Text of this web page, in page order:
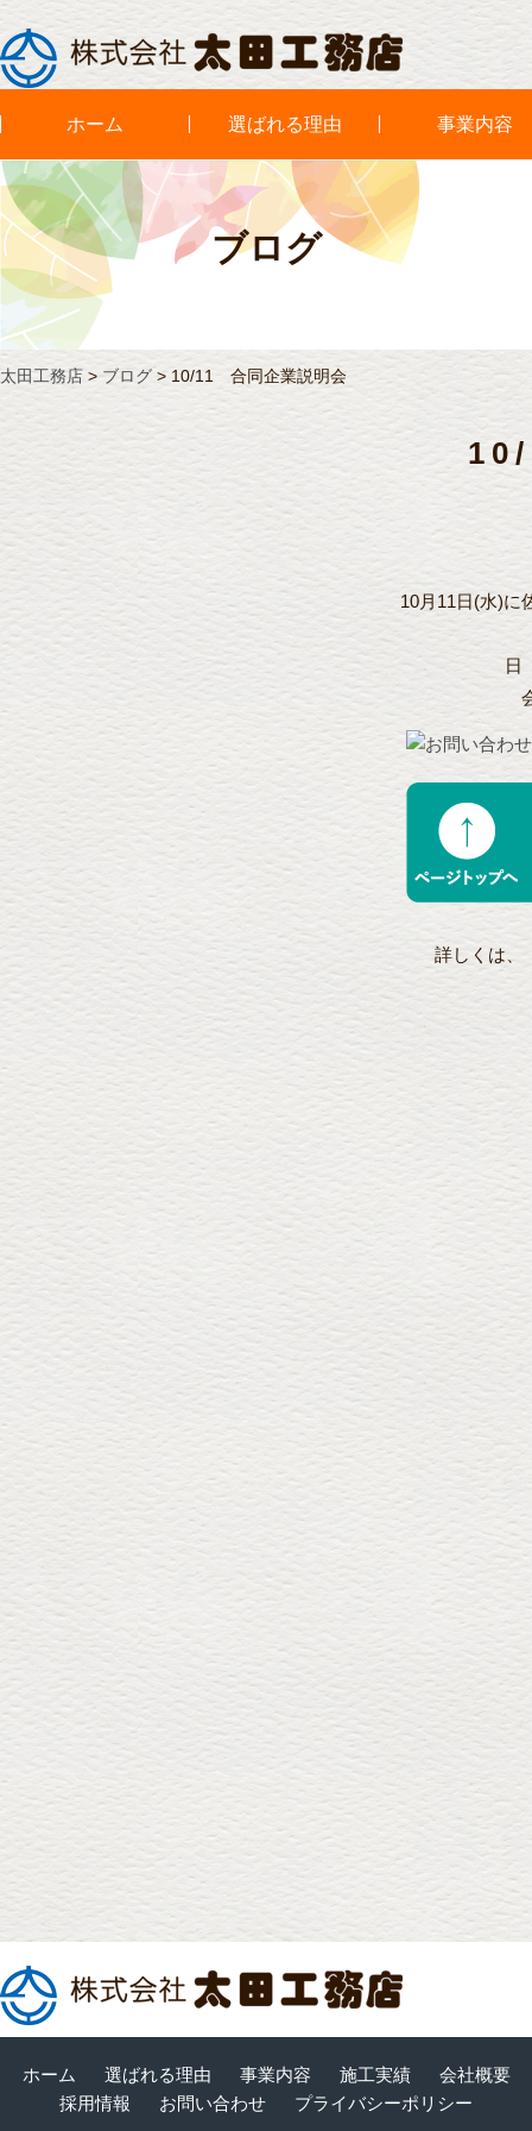
ホーム 選ばれる理由 事業内容
ブログ
太田工務店 >ブログ > 10/11 合同企業説明会
10月11日(水)に
日
(事前登録
詳しくは、
ホーム 選ばれる理由 事業内容 施工実績
会社概要
採用情報
お問い合わせ プライバシーポリシー